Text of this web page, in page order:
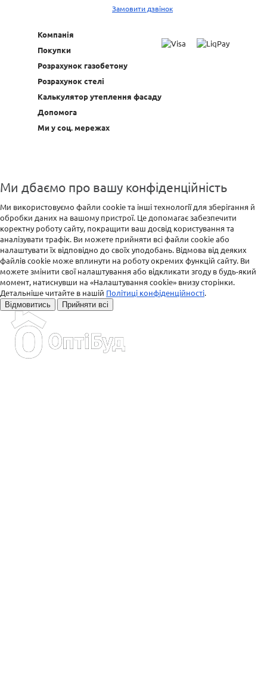
Замовити дзвінок
Компанія
Покупки
Розрахунок газобетону
Розрахунок стелі
Калькулятор утеплення фасаду
Допомога
Ми у соц. мережах
Ми дбаємо про вашу конфіденційність
Ми використовуємо файли cookie та інші технології для зберігання й
обробки даних на вашому пристрої. Це допомагає забезпечити
коректну роботу сайту, покращити ваш досвід користування та
аналізувати трафік. Ви можете прийняти всі файли cookie або
налаштувати їх відповідно до своїх уподобань. Відмова від деяких
файлів cookie може вплинути на роботу окремих функцій сайту. Ви
можете змінити свої налаштування або відкликати згоду в будь-який
момент, натиснувши на «Налаштування cookie» внизу сторінки.
Детальніше читайте в нашій Політиці конфіденційності.
Відмовитись Прийняти всі